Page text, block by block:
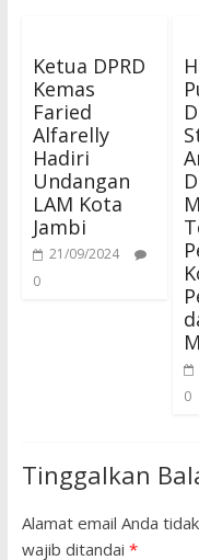
Ketua DPRD
Kemas
Faried
Alfarelly
Hadiri
Undangan
LAM Kota
Jambi
21/09/2024
0
0
Tinggalkan
Alamat email Anda
wajib ditandai *